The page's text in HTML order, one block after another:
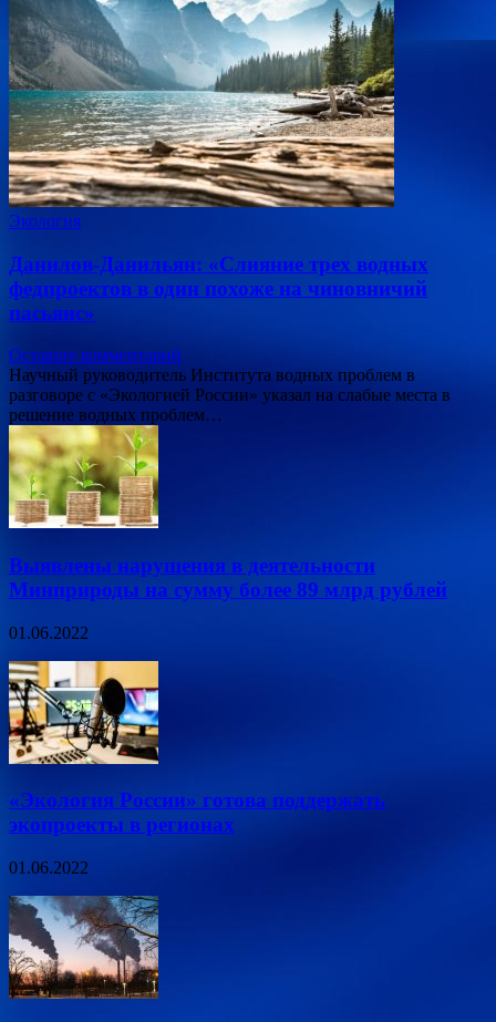
Экология
Данилов-Данильян: «Слияние трех водных
федпроектов в один похоже на чиновничий
пасьянс»
Оставьте комментарий
Научный руководитель Института водных проблем в
разговоре с «Экологией России» указал на слабые места в
решение водных проблем…
Выявлены нарушения в деятельности
Минприроды на сумму более 89 млрд рублей
01.06.2022
«Экология России» готова поддержать
экопроекты в регионах
01.06.2022